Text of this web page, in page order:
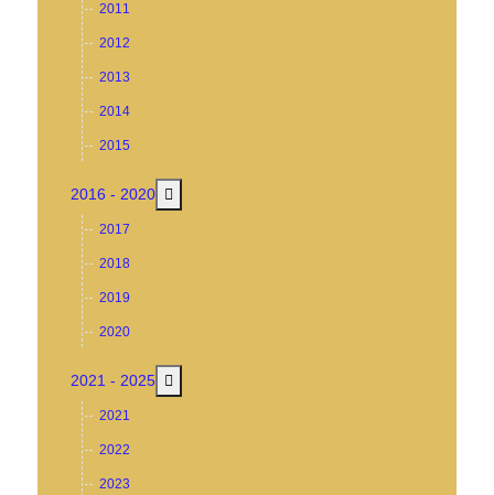
2011
2012
2013
2014
2015
2016 - 2020
2017
2018
2019
2020
2021 - 2025
2021
2022
2023